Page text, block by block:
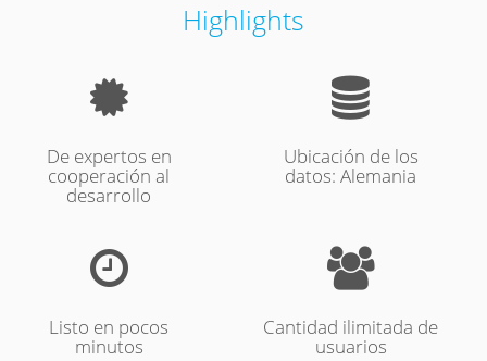
Highlights
De expertos en
cooperación al
desarrollo
Ubicación de los
datos: Alemania
Listo en pocos
minutos
Cantidad ilimitada de
usuarios